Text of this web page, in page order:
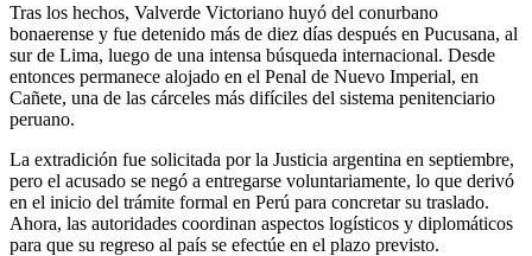
Tras los hechos, Valverde Victoriano huyó del conurbano
bonaerense y fue detenido más de diez días después en Pucusana, al
sur de Lima, luego de una intensa búsqueda internacional. Desde
entonces permanece alojado en el Penal de Nuevo Imperial, en
Cañete, una de las cárceles más difíciles del sistema penitenciario
peruano.
La extradición fue solicitada por la Justicia argentina en septiembre,
pero el acusado se negó a entregarse voluntariamente, lo que derivó
en el inicio del trámite formal en Perú para concretar su traslado.
Ahora, las autoridades coordinan aspectos logísticos y diplomáticos
para que su regreso al país se efectúe en el plazo previsto.